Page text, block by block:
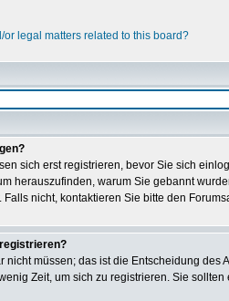
legal matters related to this board?
sich erst registrieren, bevor Sie sich
herauszufinden, warum Sie gebannt
nicht, kontaktieren Sie bitte den
nicht müssen; das ist die Entscheidung
Zeit, um sich zu registrieren. Sie sollten